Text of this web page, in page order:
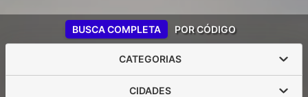
BUSCA COMPLETA POR CÓDIGO
CATEGORIAS
CIDADES